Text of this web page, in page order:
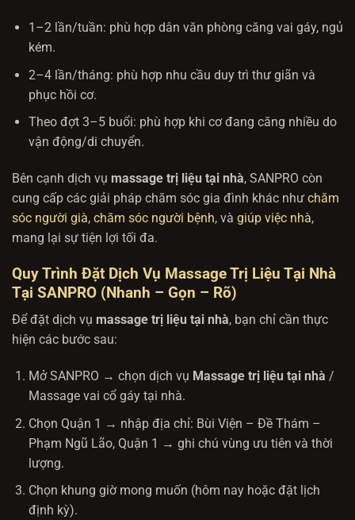
1–2 lần/tuần: phù hợp dân văn phòng căng vai gáy, ngủ
kém.
2–4 lần/tháng: phù hợp nhu cầu duy trì thư giãn và
phục hồi cơ.
Theo đợt 3–5 buổi: phù hợp khi cơ đang căng nhiều do
vận động/di chuyển.
Bên cạnh dịch vụ massage trị liệu tại nhà, SANPRO còn
cung cấp các giải pháp chăm sóc gia đình khác như chăm
sóc người già, chăm sóc người bệnh, và giúp việc nhà,
mang lại sự tiện lợi tối đa.
Quy Trình Đặt Dịch Vụ Massage Trị Liệu Tại Nhà
Tại SANPRO (Nhanh – Gọn – Rõ)
Để đặt dịch vụ massage trị liệu tại nhà, bạn chỉ cần thực
hiện các bước sau:
Mở SANPRO → chọn dịch vụ Massage trị liệu tại nhà /
Massage vai cổ gáy tại nhà.
Chọn Quận 1 → nhập địa chỉ: Bùi Viện – Đề Thám –
Phạm Ngũ Lão, Quận 1 → ghi chú vùng ưu tiên và thời
lượng.
Chọn khung giờ mong muốn (hôm nay hoặc đặt lịch
định kỳ).